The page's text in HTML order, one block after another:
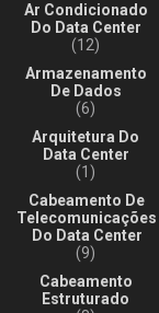
Ar Condicionado
Do Data Center
(12)
Armazenamento
De Dados
(6)
Arquitetura Do
Data Center
(1)
Cabeamento De
Telecomunicações
Do Data Center
(9)
Cabeamento
Estruturado